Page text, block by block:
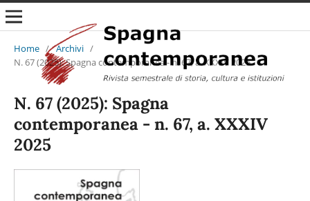
Home / Archivi /
N. 67 (2025): Spagna contemporanea - n. 67, a. XXXIV 2025
N. 67 (2025): Spagna
contemporanea - n. 67, a. XXXIV
2025